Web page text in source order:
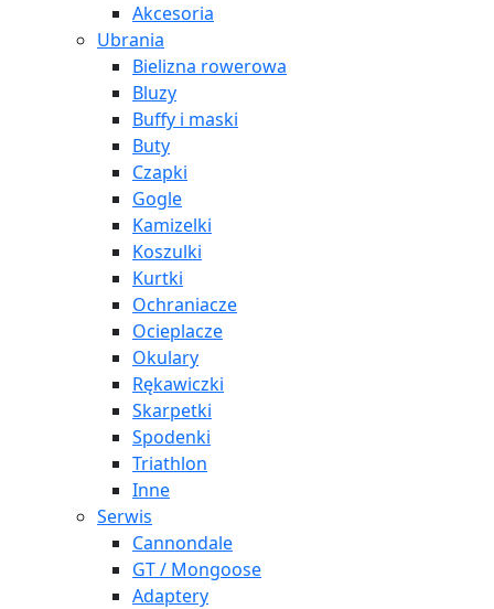
Akcesoria
Ubrania
Bielizna rowerowa
Bluzy
Buffy i maski
Buty
Czapki
Gogle
Kamizelki
Koszulki
Kurtki
Ochraniacze
Ocieplacze
Okulary
Rękawiczki
Skarpetki
Spodenki
Triathlon
Inne
Serwis
Cannondale
GT / Mongoose
Adaptery